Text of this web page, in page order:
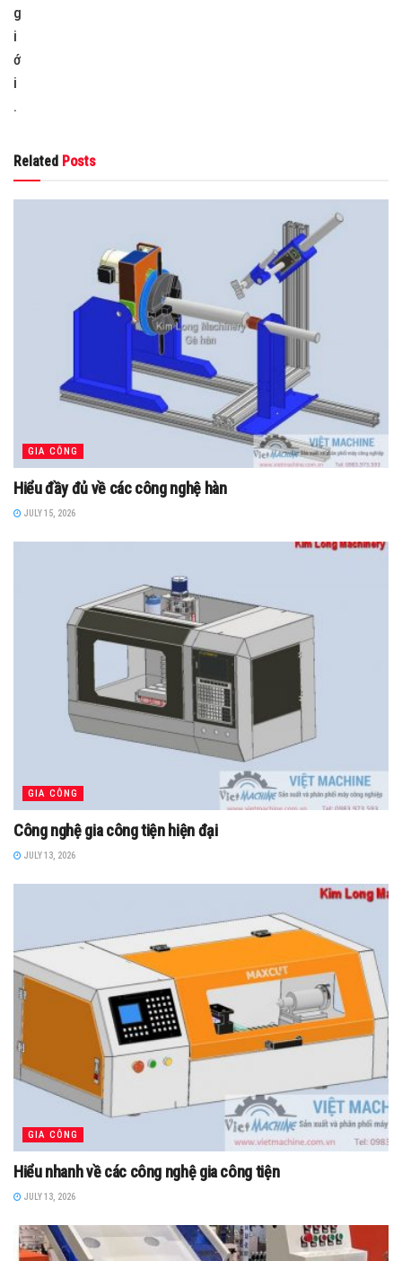
g
i
ớ
i
.
Related Posts
GIA CÔNG
Hiểu đầy đủ về các công nghệ hàn
JULY 15, 2026
GIA CÔNG
Công nghệ gia công tiện hiện đại
JULY 13, 2026
GIA CÔNG
Hiểu nhanh về các công nghệ gia công tiện
JULY 13, 2026